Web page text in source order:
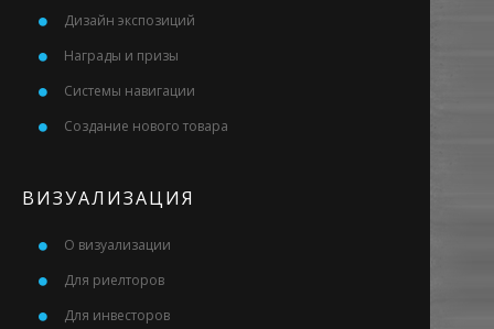
Дизайн экспозиций
Награды и призы
Системы навигации
Создание нового товара
ВИЗУАЛИЗАЦИЯ
О визуализации
Для риелторов
Для инвесторов